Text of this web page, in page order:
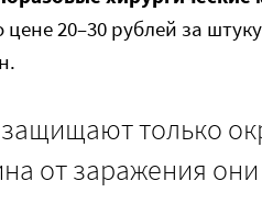
20–30 рублей за
только
от заражения